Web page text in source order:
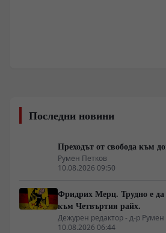
Последни новини
Преходът от свобода към
Румен Петков
10.08.2026 09:50
Фридрих Мерц. Трудно е
към Четвъртия райх.
Дежурен редактор - д-р Румен
10.08.2026 06:44